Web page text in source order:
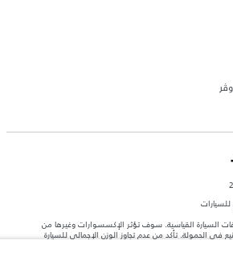
السيارة القياسية. سوف تؤثر الإكسسوارات وغيرها من
في الحمولة. تأكد من عدم تجاوز الوزن الإجمالي للسيارة